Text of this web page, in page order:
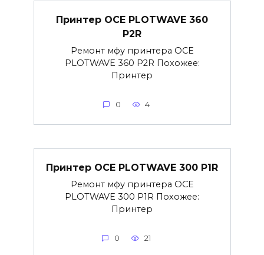
Принтер OCE PLOTWAVE 360
P2R
Ремонт мфу принтера OCE
PLOTWAVE 360 P2R Похожее:
Принтер
0 4
Принтер OCE PLOTWAVE 300 P1R
Ремонт мфу принтера OCE
PLOTWAVE 300 P1R Похожее:
Принтер
0 21